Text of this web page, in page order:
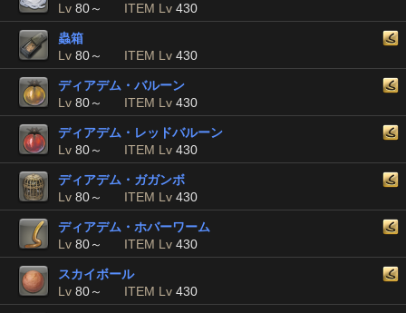
Lv 80～ ITEM Lv 430
蟲箱
Lv 80～ ITEM Lv 430
ディアデム・バルーン
Lv 80～ ITEM Lv 430
ディアデム・レッドバルーン
Lv 80～ ITEM Lv 430
ディアデム・ガガンボ
Lv 80～ ITEM Lv 430
ディアデム・ホバーワーム
Lv 80～ ITEM Lv 430
スカイボール
Lv 80～ ITEM Lv 430